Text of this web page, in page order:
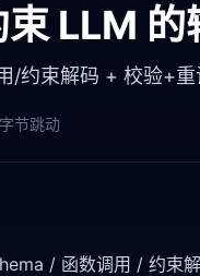
LLM 的
/约束解码 + 校验+重
节跳动
/ 函数调用 / 约束